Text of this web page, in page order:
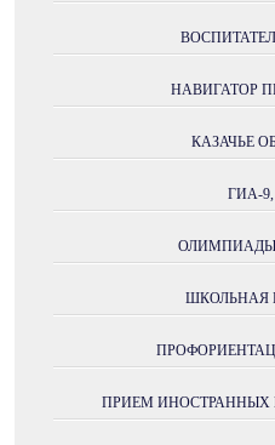
НАВИГАТОР
КАЗАЧЬЕ
ГИА-
ШКОЛЬНАЯ
ПРИЕМ ИНОСТРАННЫХ